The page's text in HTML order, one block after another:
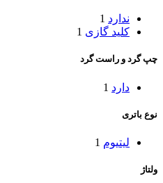
ندارد 1
کلید گازی 1
چپ گرد و راست گرد
دارد 1
نوع باتری
لیتیوم 1
ولتاژ